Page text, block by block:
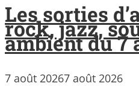
Les sorties
rock, jazz,
ambient du 7
7 août 20267 août 2026